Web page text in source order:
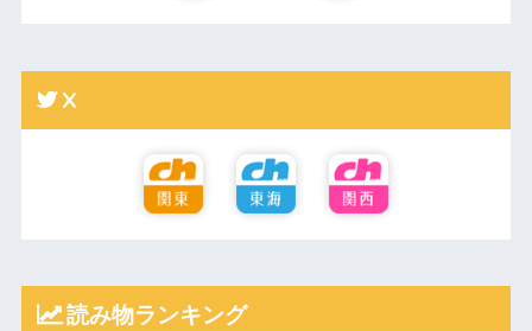
X
読み物ランキング